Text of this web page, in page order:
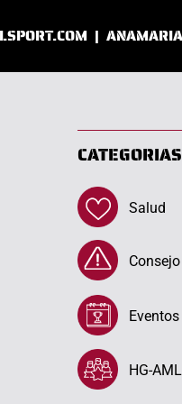
|
CATEGORIAS
Salud
Eventos
HG-